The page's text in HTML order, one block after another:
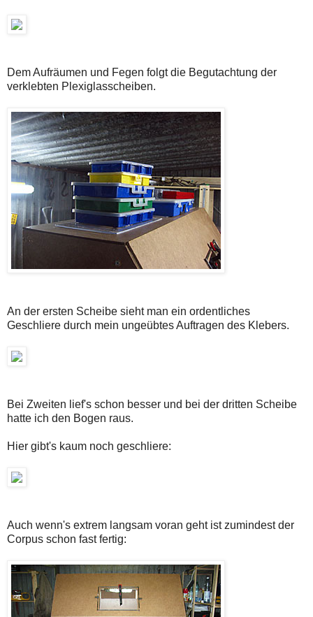
Dem Aufräumen und Fegen folgt die Begutachtung der
verklebten Plexiglasscheiben.
An der ersten Scheibe sieht man ein ordentliches
Geschliere durch mein ungeübtes Auftragen des Klebers.
Bei Zweiten lief's schon besser und bei der dritten Scheibe
hatte ich den Bogen raus.
Hier gibt's kaum noch geschliere:
Auch wenn's extrem langsam voran geht ist zumindest der
Corpus schon fast fertig: